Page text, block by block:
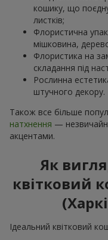
кошику, що
листків;
Флористична
мішковина,
Флористика на
складання під
Рослинна
штучного декору.
Також все більше
натхнення —
акцентами.
Як
квітковий
Ідеальний квітковий